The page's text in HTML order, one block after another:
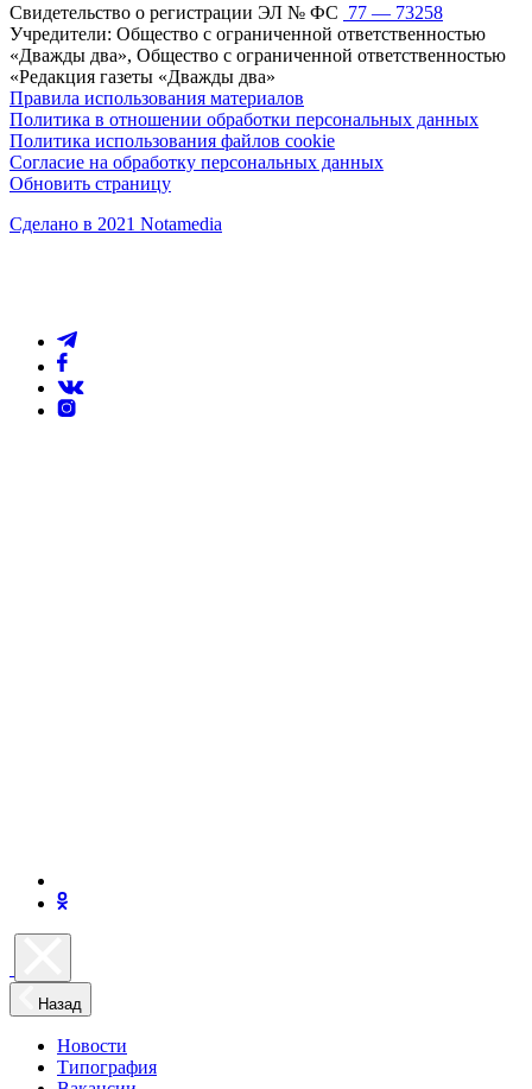
Свидетельство о регистрации ЭЛ № ФС 77 — 73258
Учредители: Общество с ограниченной ответственностью
«Дважды два», Общество с ограниченной ответственностью
«Редакция газеты «Дважды два»
Правила использования материалов
Политика в отношении обработки персональных данных
Политика использования файлов cookie
Согласие на обработку персональных данных
Обновить страницу
Сделано в 2021 Notamedia
Назад
Новости
Типография